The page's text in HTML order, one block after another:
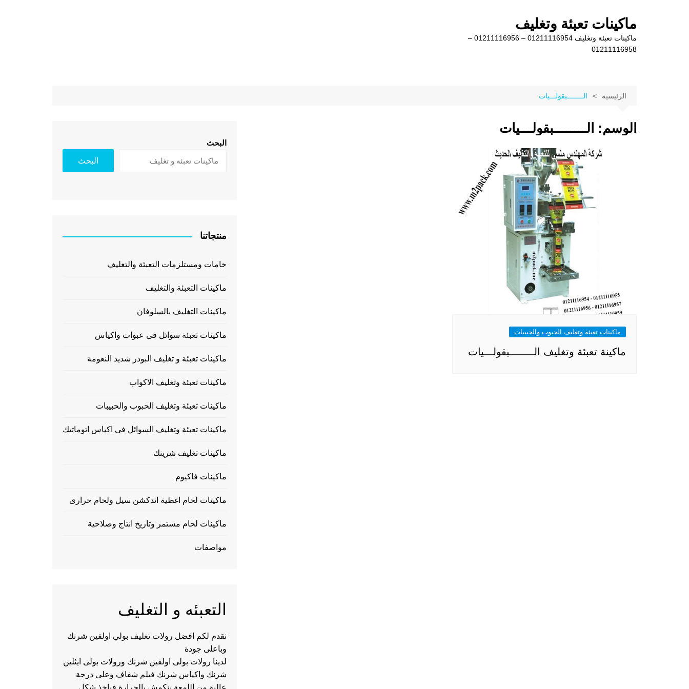
ماكينات تعبئة وتغليف
ماكينات تعبئة وتغليف 01211116954 – 01211116956 –
01211116958
الرئيسية الــــــــبقولـــيات
الوسم: الــــــــبقولـــيات
ماكينات تعبئة وتغليف الحبوب والحبيبات
ماكينة تعبئة وتغليف الــــــــبقولـــيات
البحث
البحث
منتجاتنا
خامات ومستلزمات التعبئة والتغليف
ماكينات التعبئة والتغليف
ماكينات التغليف بالسلوفان
ماكينات تعبئة سوائل فى عبوات واكياس
ماكينات تعبئة و تغليف البودر شديد النعومة
ماكينات تعبئة وتغليف الاكواب
ماكينات تعبئة وتغليف الحبوب والحبيبات
ماكينات تعبئة وتغليف السوائل فى اكياس اتوماتيك
ماكينات تغليف شرينك
ماكينات فاكيوم
ماكينات لحام اغطية اندكشن سيل ولحام حرارى
ماكينات لحام مستمر وتاريخ انتاج وصلاحية
مواصفات
التعبئه و التغليف
نقدم لكم افضل رولات تغليف بولي اولفين شرنك
وباعلى جودة
لدينا رولات بولى اولفين شرنك ورولات بولى ايثلين
شرنك واكياس شرنك فيلم شفاف وعلى درجة
عالية من اللمعة ينكمش بالحرارة فياخذ شكل